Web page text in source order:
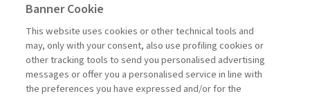
MANAGEMENT TIPS
GEOPOLITICA: UN ASSET PER LE
IMPRESE ...
di Marco Valigi
Banner Cookie
This website uses cookies or other technical tools and
may, only with your consent, also use profiling cookies or
other tracking tools to send you personalised advertising
messages or offer you a personalised service in line with
the preferences you have expressed and/or for the